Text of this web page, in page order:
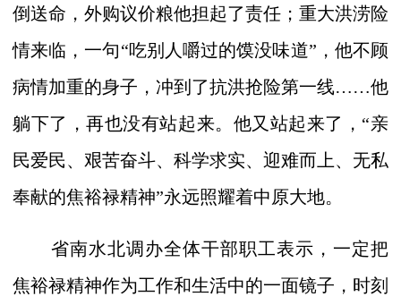
倒送命，外购议价粮他担起了责任；重大洪涝险
情来临，一句“吃别人嚼过的馍没味道”，他不顾
病情加重的身子，冲到了抗洪抢险第一线……他
躺下了，再也没有站起来。他又站起来了，“亲
民爱民、艰苦奋斗、科学求实、迎难而上、无私
奉献的焦裕禄精神”永远照耀着中原大地。
省南水北调办全体干部职工表示，一定把
焦裕禄精神作为工作和生活中的一面镜子，时刻